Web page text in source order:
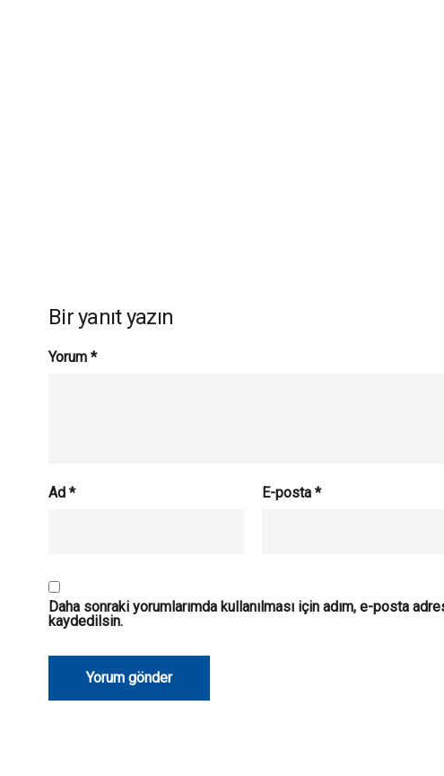
Bir yanıt yazın
Yorum *
Ad * E-posta *
Daha sonraki yorumlarımda kullanılması için adım, e-posta
kaydedilsin.